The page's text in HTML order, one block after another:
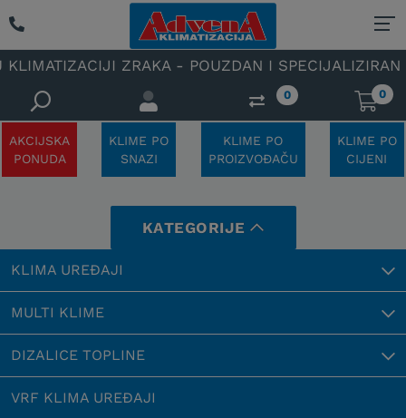
ZRAKA - POUZDAN I SPECIJALIZIRAN OVLAŠTENI
0 0
AKCIJSKA
PONUDA
KLIME PO
SNAZI
KLIME PO
PROIZVOĐAČU
KLIME PO
CIJENI
KATEGORIJE
KLIMA UREĐAJI
MULTI KLIME
DIZALICE TOPLINE
VRF KLIMA UREĐAJI